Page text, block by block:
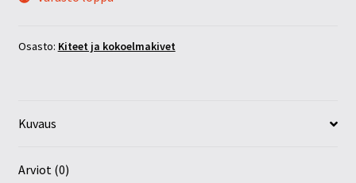
Osasto: Kiteet ja kokoelmakivet
Kuvaus
Arviot (0)